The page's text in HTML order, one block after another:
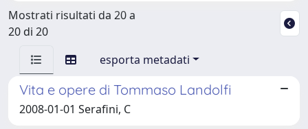
Mostrati risultati da 20 a
20 di 20
esporta metadati
Vita e opere di Tommaso Landolfi
2008-01-01 Serafini, C